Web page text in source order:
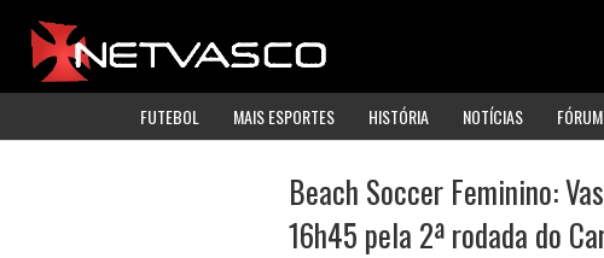
FUTEBOL MAIS ESPORTES HISTÓRIA NOTÍCIAS FÓRUM
Beach Soccer Feminino:
16h45 pela 2ª rodada do